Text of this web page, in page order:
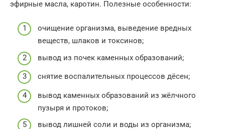
эфирные масла, каротин. Полезные особенности:
очищение организма, выведение вредных
веществ, шлаков и токсинов;
вывод из почек каменных образований;
снятие воспалительных процессов дёсен;
вывод каменных образований из жёлчного
пузыря и протоков;
вывод лишней соли и воды из организма;